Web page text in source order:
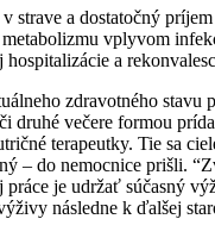
a dostatočný
vplyvom
a
zdravotného stavu
druhé večere formou
​​terapeutky. Tie sa
do nemocnice prišli.
je udržať súčasný
následne k ďalšej